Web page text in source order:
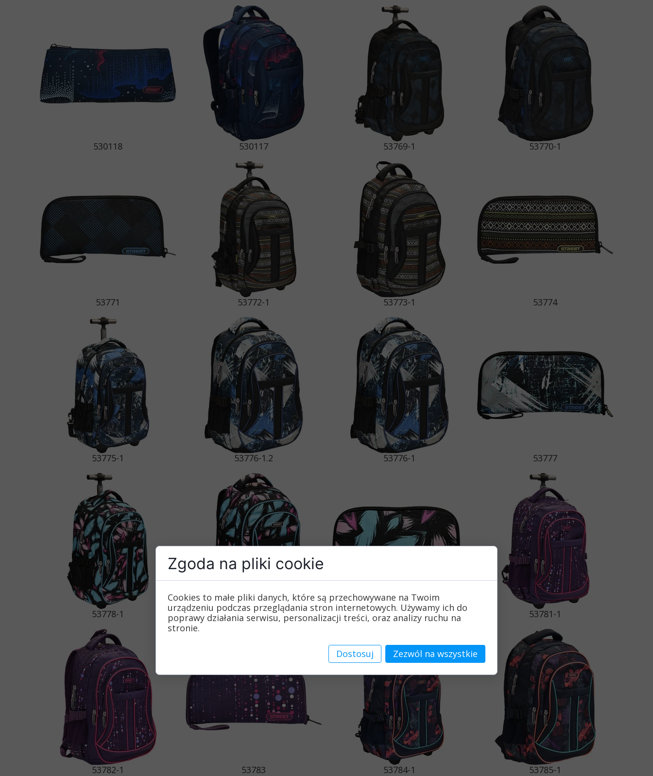
530118 530117 53769-1 53770-1
53771 53772-1 53773-1 53774
53775-1 53776-1.2 53776-1 53777
53778-1 53779-1 53780 53781-1
53782-1 53783 53784-1 53785-1
Zgoda na pliki cookie
Cookies to małe pliki danych, które są przechowywane na Twoim
urządzeniu podczas przeglądania stron internetowych. Używamy ich do
poprawy działania serwisu, personalizacji treści, oraz analizy ruchu na
stronie.
Dostosuj Zezwól na wszystkie